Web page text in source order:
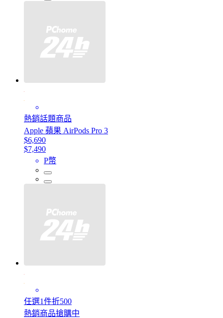
熱銷話題商品
Apple 蘋果 AirPods Pro 3
$6,690
$7,490
P幣
任選1件折500
熱銷商品搶購中